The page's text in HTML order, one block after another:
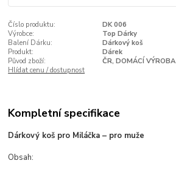
Číslo produktu:
DK 006
Výrobce:
Top Dárky
Balení Dárku:
Dárkový koš
Produkt:
Dárek
Původ zboží:
ČR, DOMÁCÍ VÝROBA
Hlídat cenu / dostupnost
Kompletní specifikace
Dárkový koš pro Miláčka – pro muže
Obsah: